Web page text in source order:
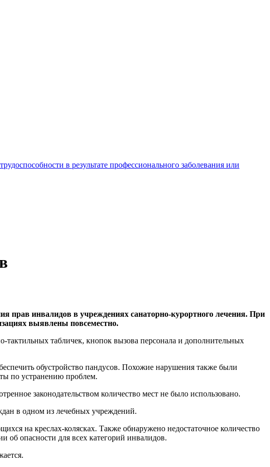
в результате профессионального заболевания или
прав инвалидов в учреждениях санаторно-курортного лечения. При
выявлены повсеместно.
тактильных табличек, кнопок вызова персонала и дополнительных
обустройство пандусов. Похожие нарушения также были
по устранению проблем.
законодательством количество мест не было использовано.
в одном из лечебных учреждений.
на креслах-колясках. Также обнаружено недостаточное количество
об опасности для всех категорий инвалидов.